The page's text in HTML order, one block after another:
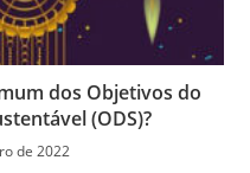
dos Objetivos do
(ODS)?
de 2022